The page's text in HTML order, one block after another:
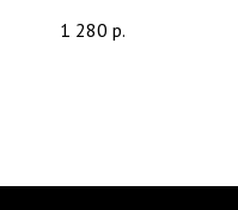
лайкры, цвет: голубой
1 280 р.